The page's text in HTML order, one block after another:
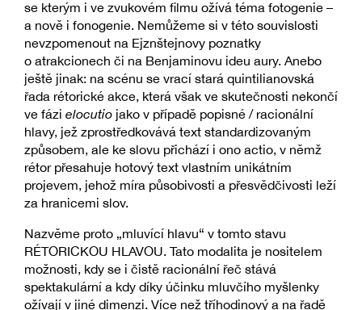
se kterým i ve zvukovém filmu ožívá téma fotogenie –
a nově i fonogenie. Nemůžeme si v této souvislosti
nevzpomenout na Ejznštejnovy poznatky
o atrakcionech či na Benjaminovu ideu aury. Anebo
ještě jinak: na scénu se vrací stará quintilianovská
řada rétorické akce, která však ve skutečnosti nekončí
ve fázi elocutio jako v případě popisné / racionální
hlavy, jež zprostředkovává text standardizovaným
způsobem, ale ke slovu přichází i ono actio, v němž
rétor přesahuje hotový text vlastním unikátním
projevem, jehož míra působivosti a přesvědčivosti leží
za hranicemi slov.
Nazvěme proto „mluvící hlavu“ v tomto stavu
RÉTORICKOU HLAVOU. Tato modalita je nositelem
možnosti, kdy se i čistě racionální řeč stává
spektakulární a kdy díky účinku mluvčího myšlenky
ožívají v jiné dimenzi. Více než tříhodinový a na řadě